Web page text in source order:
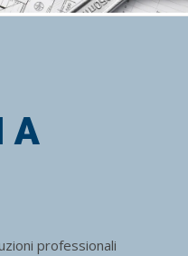
A
professionali